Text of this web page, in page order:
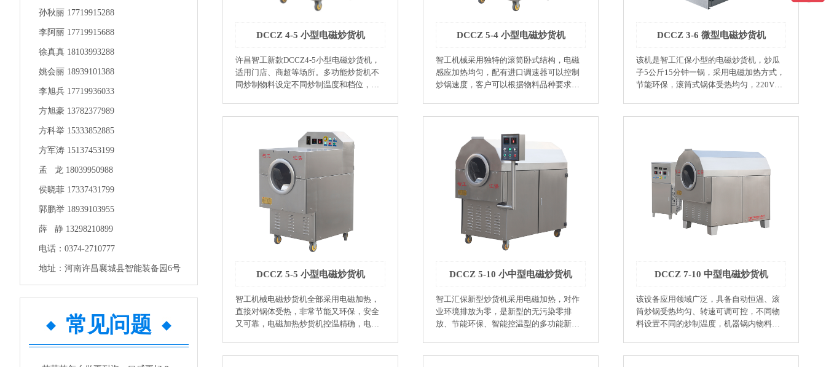
孙秋丽 17719915288
李阿丽 17719915688
徐真真 18103993288
姚会丽 18939101388
李旭兵 17719936033
方旭豪 13782377989
方科举 15333852885
方军涛 15137453199
孟 龙 18039950988
侯晓菲 17337431799
郭鹏举 18939103955
薛 静 13298210899
电话：0374-2710777
地址：河南许昌襄城县智能装备园6号
常见问题
该机智能控温，温度控制精度高，并有自
自动预警、关机。 ●人机界面合理：人性
化设计，智能化控制，参数设定方便快
捷。 ●热辐射小：该机采用聚氨酯保温材
料，保温性能好，对作业环境热辐射小。
●一机多用：设置低温状态可烘干农作物，
设置高温状态可烘烤食品。 型号 生产率 加
热功率 动力 实用电压 外形尺寸（mm)
DR600 600KG/4H 70KW 3KW+1.1KW
机对粉类产品设置低温状态可烘干、高温
炒制作业中温度控制可达±1%，保证烘烤
产品每批次品质相同，色泽一致，对操作
人员技术要求低，可降低招工要求标准。
●人机界面设计合理：人性化设计，智能化
控制，参数设定方便快捷。 ●故障自动诊
断功能：故障代码显示，诊断一目了然 型
号 尺寸（mm） 加热功率（KW） 动力
（KW） 产能（KG/H） DCCM 6-3
4200*1150*1650 40 1.5+0.6 300 DCCM 7-
120 3+0.6 800
零。 ●低耗：该机使用复合锅体＜滚筒
95%以上，比传统的电加热烘炒货设备节
电45%以上。 ●人机界面：人性化设计，智
能控制：参数设定方便快捷。 ●故障自诊
断功能：故障显示一目了然。 ●型号：
DCCZ 3-4 ●生产率：5-15kg/h ●功率范
围：0.6-3kw ●配用动力：0.18kw ●实用电
压：220V ●外形尺寸（mm）：
730×510×800 ●锅体尺寸（mm）：
DCCZ 4-5 小型电磁炒货机
许昌智工新款DCCZ4-5小型电磁炒货机，
适用门店、商超等场所。多功能炒货机不
同炒制物料设定不同炒制温度和档位，电
核桃、榛子、开心果、印加果、夏威夷果
●榨油业:芝麻、花生米、油菜籽、大豆 ●饮
品：咖啡豆、苦荞、麦片、大麦芽 ●制茶
业：茶叶 杀青、烘干 ●膨化食品：大米、
小米、年糕片、年糕条、虾条 ●杂粮加工
业：大米、青稞、豆类、谷类 ●调味品
业：辣椒、花椒、大茴香、小茴香 ●制药
业：中药炮制 ●环保：该机是采用电磁加
热，对作业环境碳排放为零。 ●低耗：该
机使用复合锅体＜滚筒＞、保护热量不能
的电加热烘炒设备节电45%以上。 ●人机界
面：人性化设计，智能控制、参数设定方
便快捷。 ●可控性强：智能控温、在烘炒
作业中温度控制精度可达±2%，保证烘炒
品每锅品质相同，色泽一致，对操作人员
技能要求低，可降低招工要求标准。 ●故
障自诊断功能：故障显示一目了然。 ●温
度高：最高温度可达400℃。 ●型号：
DCCZ 5-4 小型电磁炒货机
智工机械采用独特的滚筒卧式结构，电磁
感应加热均匀，配有进口调速器可以控制
炒锅速度，客户可以根据物料品种要求设
印加果、夏威夷果 ●榨油业:芝麻、花生
米、油菜籽、大豆 ●饮品：咖啡豆、苦
荞、麦片、大麦芽 ●制茶业：茶叶 杀青、
年糕条、虾条 ●杂粮加工业：大米、青
稞、豆类、谷类 ●调味品业：辣椒、花
椒、大茴香、小茴香 ●制药业：中药炮制 ●
环保：该机是采用电磁加热，对作业环境
碳排放为零。 ●低耗：该机使用复合锅体
＜滚筒＞、保护热量不能向外散放，热效
备节电45%以上。 ●人机界面：人性化设
计，智能控制、参数设定方便快捷。 ●可
控性强：智能控温、在烘炒作业中温度控
制精度可达±2%，保证烘炒品每锅品质相
同，色泽一致，对操作人员技能要求低，
可降低招工要求标准。 ●故障自诊断功
能：故障显示一目了然。 ●温度高：最高
温度可达400℃。 ●型号：DCCZ 5-4 ●生产
DCCZ 3-6 微型电磁炒货机
该机是智工汇保小型的电磁炒货机，炒瓜
子5公斤15分钟一锅，采用电磁加热方式，
节能环保，滚筒式锅体受热均匀，220V电
子、花生、腰果、杏仁、板栗、核桃 ●体
积小：910×510×800（mm） ●耗电少：生
活用电220V、2A-10A ●智能控温：可控性
强，控温精确。 ●炒制品量少：0.5-3公
斤，在应用中降低实验成本。 ●热辐射
小：该机锅体使用双层保温，对作业环境
（实验室或教室）热辐射小。 ●环保：该
＞、保护热量不能向外散放，热效率可达
95%以上，比传统的电加热烘炒设备节电
45%以上。 ●人机界面：人性化设计，智能
控制、参数设定方便快捷。 ●故障自诊断
功能：故障显示一目了然。 ●型号：DCCZ
3-6 ●生产率：10-20kg/h ●功率范围：0.7-
3.5kw ●配用动力：0.18kw ●实用电压：
220V ●外形尺寸（mm）：910×510×800 ●
DCCZ 5-5 小型电磁炒货机
智工机械电磁炒货机全部采用电磁加热，
直接对锅体受热，非常节能又环保，安全
又可靠，电磁加热炒货机控温精确，电磁
DCCZ 5-10 小中型电磁炒货机
智工汇保新型炒货机采用电磁加热，对作
业环境排放为零，是新型的无污染零排
放、节能环保、智能控温型的多功能新型
DCCZ 7-10 中型电磁炒货机
该设备应用领域广泛，具备自动恒温、滚
筒炒锅受热均匀、转速可调可控，不同物
料设置不同的炒制温度，机器锅内物料温